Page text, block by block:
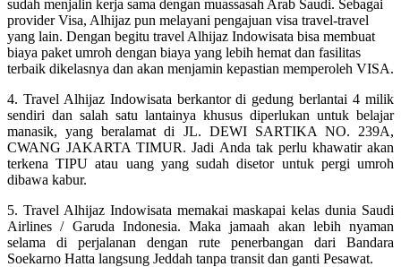
sudah menjalin kerja sama dengan muassasah Arab Saudi. Sebagai
provider Visa, Alhijaz pun melayani pengajuan visa travel-travel
yang lain. Dengan begitu travel Alhijaz Indowisata bisa membuat
biaya paket umroh dengan biaya yang lebih hemat dan fasilitas
terbaik dikelasnya dan akan menjamin kepastian memperoleh VISA.
4. Travel Alhijaz Indowisata berkantor di gedung berlantai 4 milik
sendiri dan salah satu lantainya khusus diperlukan untuk belajar
manasik, yang beralamat di JL. DEWI SARTIKA NO. 239A,
CWANG JAKARTA TIMUR. Jadi Anda tak perlu khawatir akan
terkena TIPU atau uang yang sudah disetor untuk pergi umroh
dibawa kabur.
5. Travel Alhijaz Indowisata memakai maskapai kelas dunia Saudi
Airlines / Garuda Indonesia. Maka jamaah akan lebih nyaman
selama di perjalanan dengan rute penerbangan dari Bandara
Soekarno Hatta langsung Jeddah tanpa transit dan ganti Pesawat.